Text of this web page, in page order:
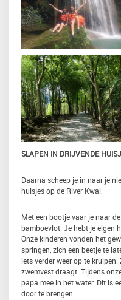
SLAPEN IN DRIJVENDE
Daarna scheep je in naar je
huisjes op de River Kwai.
Met een bootje vaar je naar
bamboevlot. Je hebt je eigen
Onze kinderen vonden het
springen, zich een beetje te
iets verder weer op te
zwemvest draagt. Tijdens
papa mee in het water. Dit is
door te brengen.